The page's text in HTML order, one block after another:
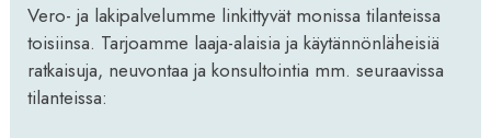
Vero- ja lakipalvelumme linkittyvät monissa tilanteissa
toisiinsa. Tarjoamme laaja-alaisia ja käytännönläheisiä
ratkaisuja, neuvontaa ja konsultointia mm. seuraavissa
tilanteissa: